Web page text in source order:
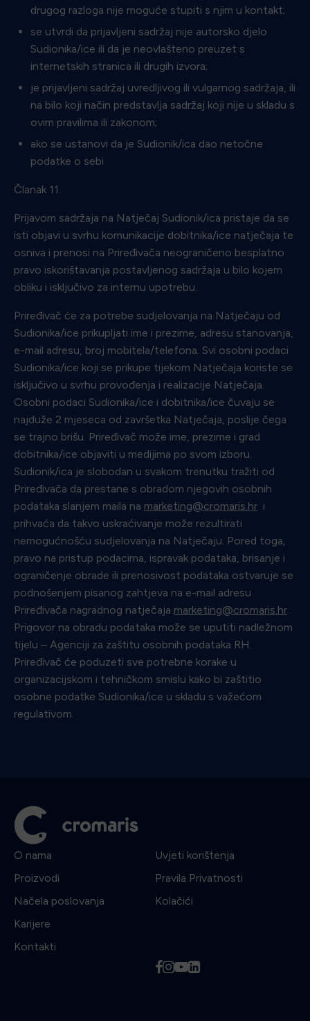
drugog razloga nije moguće stupiti s njim u kontakt;
se utvrdi da prijavljeni sadržaj nije autorsko djelo
Sudionika/ice ili da je neovlašteno preuzet s
internetskih stranica ili drugih izvora;
je prijavljeni sadržaj uvredljivog ili vulgarnog sadržaja, ili
na bilo koji način predstavlja sadržaj koji nije u skladu s
ovim pravilima ili zakonom;
ako se ustanovi da je Sudionik/ica dao netočne
podatke o sebi
Članak 11.
Prijavom sadržaja na Natječaj Sudionik/ica pristaje da se
isti objavi u svrhu komunikacije dobitnika/ice natječaja te
osniva i prenosi na Priređivača neograničeno besplatno
pravo iskorištavanja postavljenog sadržaja u bilo kojem
obliku i isključivo za internu upotrebu.
Priređivač će za potrebe sudjelovanja na Natječaju od
Sudionika/ice prikupljati ime i prezime, adresu stanovanja,
e-mail adresu, broj mobitela/telefona. Svi osobni podaci
Sudionika/ice koji se prikupe tijekom Natječaja koriste se
isključivo u svrhu provođenja i realizacije Natječaja.
Osobni podaci Sudionika/ice i dobitnika/ice čuvaju se
najduže 2 mjeseca od završetka Natječaja, poslije čega
se trajno brišu. Priređivač može ime, prezime i grad
dobitnika/ice objaviti u medijima po svom izboru.
Sudionik/ica je slobodan u svakom trenutku tražiti od
Priređivača da prestane s obradom njegovih osobnih
podataka slanjem maila na marketing@cromaris.hr i
prihvaća da takvo uskraćivanje može rezultirati
nemogućnošću sudjelovanja na Natječaju. Pored toga,
pravo na pristup podacima, ispravak podataka, brisanje i
ograničenje obrade ili prenosivost podataka ostvaruje se
podnošenjem pisanog zahtjeva na e-mail adresu
Priređivača nagradnog natječaja marketing@cromaris.hr .
Prigovor na obradu podataka može se uputiti nadležnom
tijelu – Agenciji za zaštitu osobnih podataka RH.
Priređivač će poduzeti sve potrebne korake u
organizacijskom i tehničkom smislu kako bi zaštitio
osobne podatke Sudionika/ice u skladu s važećom
regulativom.
O nama
Proizvodi
Načela poslovanja
Karijere
Kontakti
Uvjeti korištenja
Pravila Privatnosti
Kolačići
fiyl